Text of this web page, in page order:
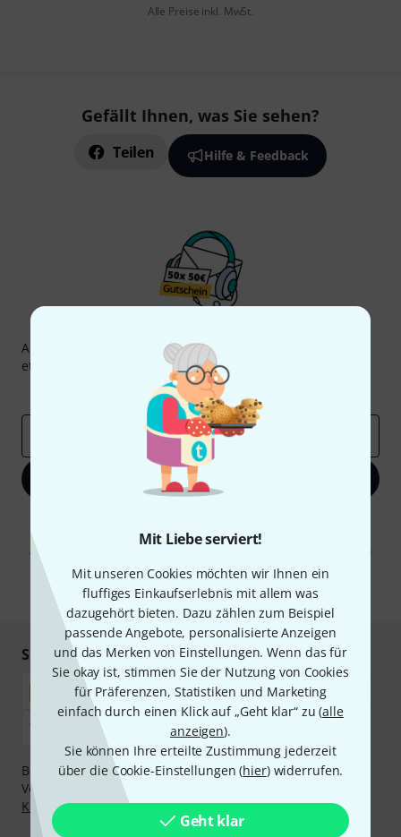
Mit Liebe serviert!
Mit unseren Cookies möchten wir Ihnen ein
fluffiges Einkaufserlebnis mit allem was
dazugehört bieten. Dazu zählen zum Beispiel
passende Angebote, personalisierte Anzeigen
und das Merken von Einstellungen. Wenn das für
Sie okay ist, stimmen Sie der Nutzung von Cookies
für Präferenzen, Statistiken und Marketing
einfach durch einen Klick auf „Geht klar“ zu (alle
anzeigen).
Sie können Ihre erteilte Zustimmung jederzeit
über die Cookie-Einstellungen (hier) widerrufen.
Geht klar
Alle Preise inkl. MwSt.
Gefällt Ihnen, was Sie sehen?
Teilen Hilfe & Feedback
Abonniere den Thomann Newsletter und gewinne mit
etwas Glück einen von
50 Gutscheinen
Inspirierende Beiträge
Deals
Jetzt anmelden
Werbung und einer Messung des E-Mail-Nutzungsverhaltens zu. Die
Abmeldung ist jederzeit möglich. Weitere Informationen finden Sie in
* Pflichtfeld
Sicher einkaufen & bezahlen
Bezahlen Sie vertraulich und sicher per Nachnahme,
Vorkasse, PayPal, Amazon Pay,
Klarna Ratenzahlungoder Kreditkarte.